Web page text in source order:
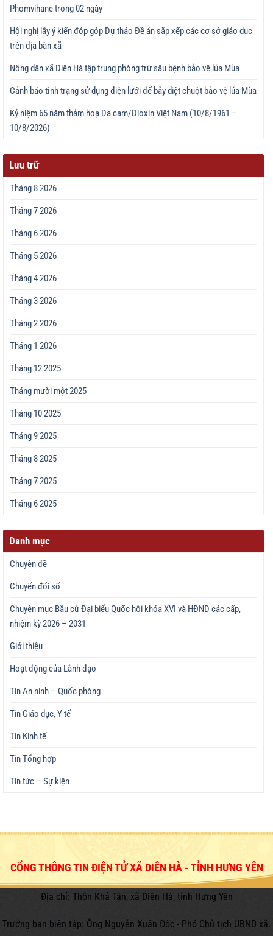
Phomvihane trong 02 ngày
Hội nghị lấy ý kiến đóp góp Dự thảo Đề án sắp xếp các cơ sở giáo dục
trên địa bàn xã
Nông dân xã Diên Hà tập trung phòng trừ sâu bệnh bảo vệ lúa Mùa
Cảnh báo tình trạng sử dụng điện lưới để bẫy diệt chuột bảo vệ lúa Mùa
Kỷ niệm 65 năm thảm hoạ Da cam/Dioxin Việt Nam (10/8/1961 –
10/8/2026)
Lưu trữ
Tháng 8 2026
Tháng 7 2026
Tháng 6 2026
Tháng 5 2026
Tháng 4 2026
Tháng 3 2026
Tháng 2 2026
Tháng 1 2026
Tháng 12 2025
Tháng mười một 2025
Tháng 10 2025
Tháng 9 2025
Tháng 8 2025
Tháng 7 2025
Tháng 6 2025
Danh mục
Chuyên đề
Chuyển đổi số
Chuyên mục Bầu cử Đại biểu Quốc hội khóa XVI và HĐND các cấp,
nhiệm kỳ 2026 – 2031
Giới thiệu
Hoạt động của Lãnh đạo
Tin An ninh – Quốc phòng
Tin Giáo dục, Y tế
Tin Kinh tế
Tin Tổng hợp
Tin tức – Sự kiện
CỔNG THÔNG TIN ĐIỆN TỬ XÃ DIÊN HÀ - TỈNH HƯNG YÊN
Địa chỉ: Thôn Khả Tân, xã Diên Hà, tỉnh Hưng Yên
Trưởng ban biên tập: Ông Nguyễn Xuân Đốc - Phó Chủ tịch UBND xã.